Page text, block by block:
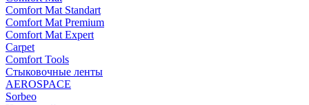
Comfort Mat Standart
Comfort Mat Premium
Comfort Mat Expert
Carpet
Comfort Tools
Стыковочные ленты
AEROSPACE
Sorbeo